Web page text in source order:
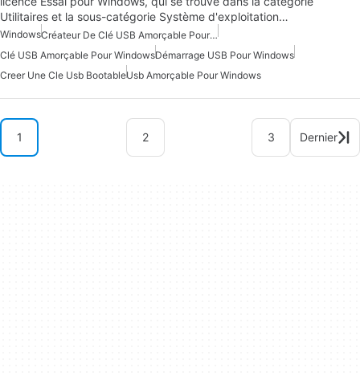
Utilitaires et la sous-catégorie Système d'exploitation…
Windows
Créateur De Clé USB Amorçable Pour Windows
Clé USB Amorçable Pour WindowsDémarrage USB Pour Windows
Creer Une Cle Usb BootableUsb Amorçable Pour Windows
1 2 3 Dernier